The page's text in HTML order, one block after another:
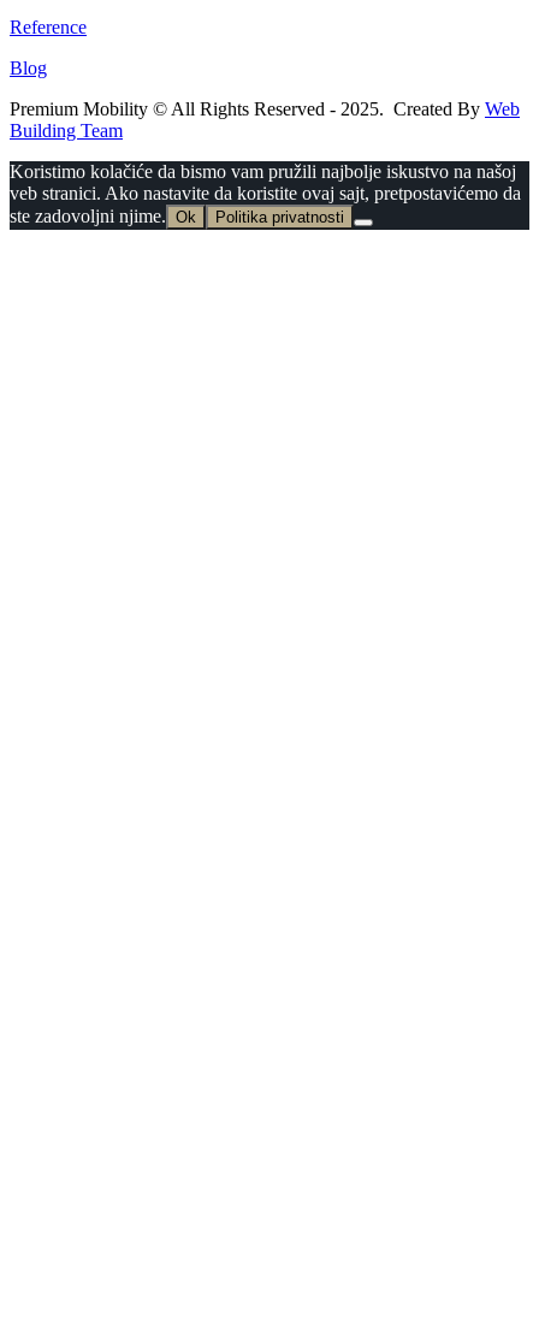
Reference
Blog
Premium Mobility © All Rights Reserved - 2025. Created By Web
Building Team
Koristimo kolačiće da bismo vam pružili najbolje iskustvo na našoj
veb stranici. Ako nastavite da koristite ovaj sajt, pretpostavićemo da
ste zadovoljni njime. Ok Politika privatnosti